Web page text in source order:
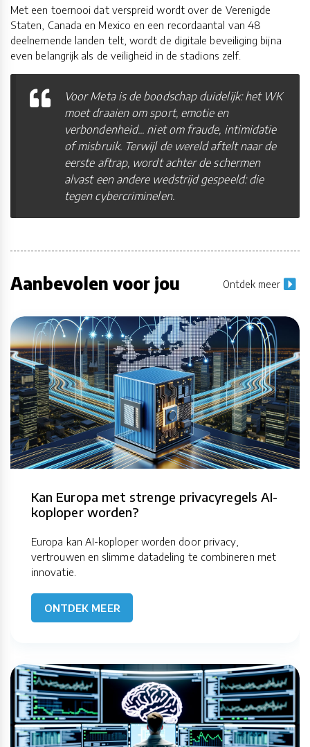
Met een toernooi dat verspreid wordt over de Verenigde
Staten, Canada en Mexico en een recordaantal van 48
deelnemende landen telt, wordt de digitale beveiliging bijna
even belangrijk als de veiligheid in de stadions zelf.
Voor Meta is de boodschap duidelijk: het WK
moet draaien om sport, emotie en
verbondenheid... niet om fraude, intimidatie
of misbruik. Terwijl de wereld aftelt naar de
eerste aftrap, wordt achter de schermen
alvast een andere wedstrijd gespeeld: die
tegen cybercriminelen.
Aanbevolen voor jou Ontdek meer
Kan Europa met strenge privacyregels AI-
koploper worden?
Europa kan AI-koploper worden door privacy,
vertrouwen en slimme datadeling te combineren met
innovatie.
ONTDEK MEER